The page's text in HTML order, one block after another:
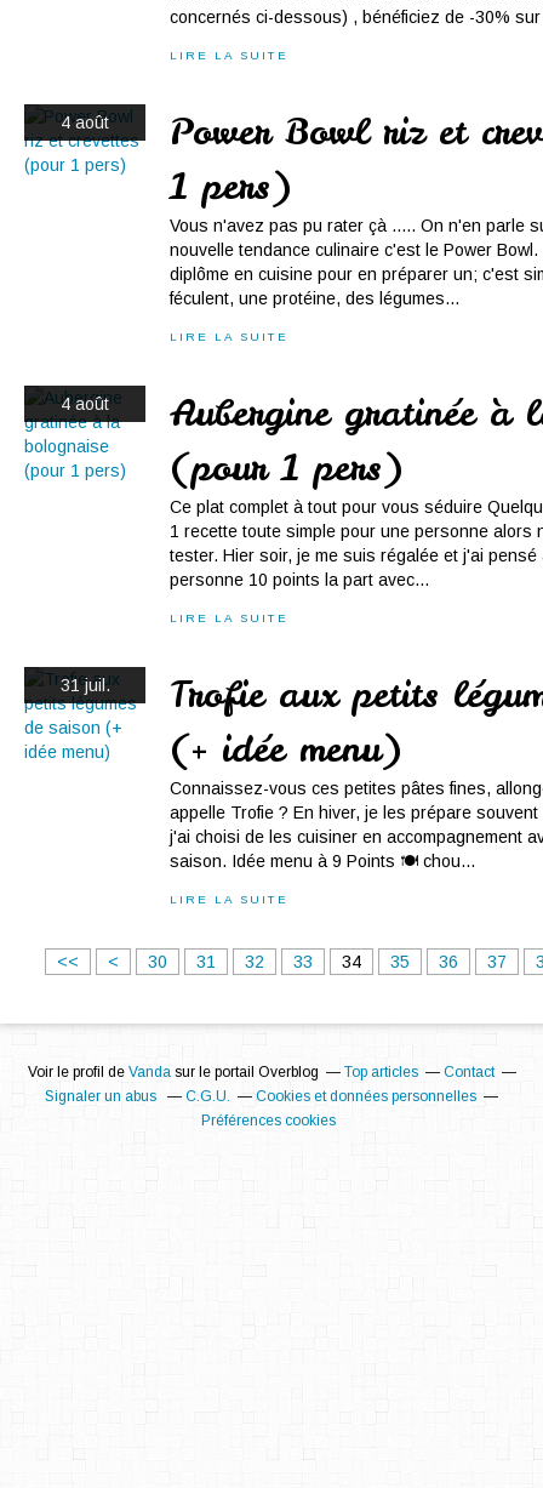
concernés ci-dessous) , bénéficiez de -30%
LIRE LA SUITE
4 août
Power Bowl riz et
1 pers)
Vous n'avez pas pu rater çà ..... On n'en parle
nouvelle tendance culinaire c'est le Power
diplôme en cuisine pour en préparer un; c'est
féculent, une protéine, des légumes...
LIRE LA SUITE
4 août
Aubergine gratinée à
(pour 1 pers)
Ce plat complet à tout pour vous séduire
1 recette toute simple pour une personne alors
tester. Hier soir, je me suis régalée et j'ai
personne 10 points la part avec...
LIRE LA SUITE
31 juil.
Trofie aux petits
(+ idée menu)
Connaissez-vous ces petites pâtes fines,
appelle Trofie ? En hiver, je les prépare
j'ai choisi de les cuisiner en accompagnement
saison. Idée menu à 9 Points 🍽 chou...
LIRE LA SUITE
<< <
1
2
30 31 32 33 34 35 36 37
Voir le profil de Vandasur le portail Overblog Top articles
Contact
Signaler un abus
C.G.U.
Cookies et données personnelles
Préférences cookies